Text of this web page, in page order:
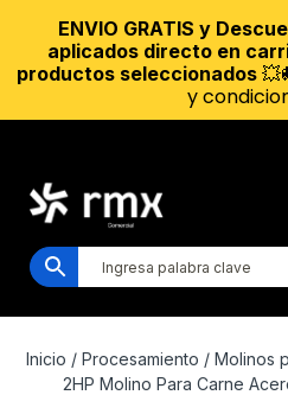
Inicio / Procesamiento / Molinos
2HP Molino Para Carne
ENVIO GRATIS y
aplicados directo en
productos seleccionados
y